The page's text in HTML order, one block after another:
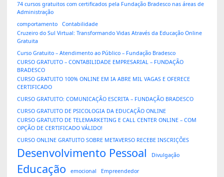
74 cursos gratuitos com certificados pela Fundação Bradesco nas áreas de
Administração
comportamento
Contabilidade
Cruzeiro do Sul Virtual: Transformando Vidas Através da Educação Online
Gratuita
Curso Gratuito – Atendimento ao Público – Fundação Bradesco
CURSO GRATUITO – CONTABILIDADE EMPRESARIAL – FUNDAÇÃO
BRADESCO
CURSO GRATUITO 100% ONLINE EM IA ABRE MIL VAGAS E OFERECE
CERTIFICADO
CURSO GRATUITO: COMUNICAÇÃO ESCRITA – FUNDAÇÃO BRADESCO
CURSO GRATUITO DE PSICOLOGIA DA EDUCAÇÃO ONLINE
CURSO GRATUITO DE TELEMARKETING E CALL CENTER ONLINE – COM
OPÇÃO DE CERTIFICADO VÁLIDO!
CURSO ONLINE GRATUITO SOBRE METAVERSO RECEBE INSCRIÇÕES
Desenvolvimento Pessoal Divulgação
Educação emocional
Empreendedor